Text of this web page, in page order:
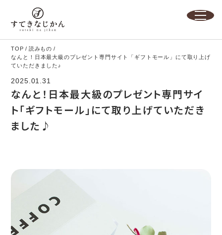
TOP
読みもの
なんと！日本最大級のプレゼント専門サイト「ギフトモール」にて取り上げ
ていただきました♪
2025.01.31
なんと！日本最大級のプレゼント専門サイ
ト「ギフトモール」にて取り上げていただき
ました♪